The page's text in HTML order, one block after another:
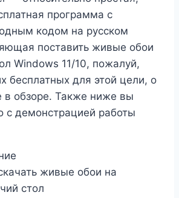
программа с
кодом на русском
поставить живые обои
Windows 11/10, пожалуй,
бесплатных для этой цели, о
в обзоре. Также ниже вы
с демонстрацией работы
живые обои на
стол